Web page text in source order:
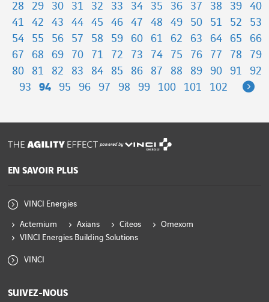
28
29 30 31 32 33 34 35 36 37 38 39
40
41
42 43 44 45 46 47 48 49 50 51 52
53
54
55 56 57 58 59 60 61 62 63 64 65
66
67
68 69 70 71 72 73 74 75 76 77 78
79
80
81 82 83 84 85 86 87 88 89 90 91
92
93
94 95 96 97 98 99 100 101 102
powered by
EN SAVOIR PLUS
VINCI Energies
Actemium Axians Citeos
Omexom
VINCI Energies Building Solutions
VINCI
SUIVEZ-NOUS